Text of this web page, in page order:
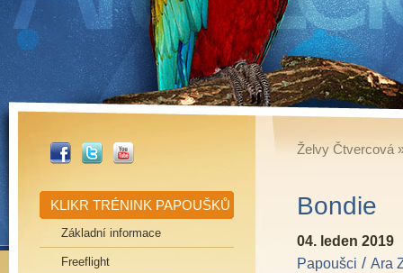
_FACEBOOK
_TWITTER_YOUTUBE
KLIKR TRÉNINK PAPOUŠKŮ
Základní informace
Freeflight
Želvy Čtvercová
Bondie
04. leden 2019
Papoušci / Ara